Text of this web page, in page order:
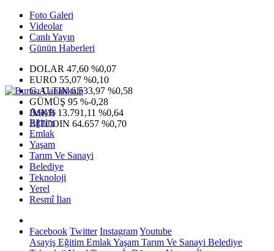
Foto Galeri
Videolar
Canlı Yayın
Günün Haberleri
DOLAR 47,60 %0,07
EURO 55,07 %0,10
G.ALTIN6.533,97 %0,58
GÜMÜŞ 95 %-0,28
IMKB 13.791,11 %0,64
BITCOIN 64.657 %0,70
Asayiş
Eğitim
Emlak
Yaşam
Tarım Ve Sanayi
Belediye
Teknoloji
Yerel
Resmî İlan
Facebook Twitter InstagramYoutube
Asayiş Eğitim EmlakYaşam Tarım Ve Sanayi Belediye